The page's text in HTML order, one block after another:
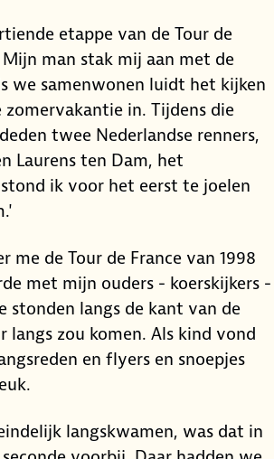
etappe van de Tour de
Mijn man stak mij aan met de
we samenwonen luidt het kijken
zomervakantie in. Tijdens die
twee Nederlandse renners,
Laurens ten Dam, het
ik voor het eerst te joelen
me de Tour de France van 1998
met mijn ouders - koerskijkers -
stonden langs de kant van de
langs zou komen. Als kind vond
en flyers en snoepjes
langskwamen, was dat in